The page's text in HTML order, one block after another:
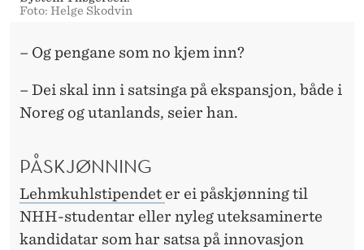
Foto: Helge Skodvin
– Og pengane som no kjem inn?
– Dei skal inn i satsinga på ekspansjon, både i
Noreg og utanlands, seier han.
PÅSKJØNNING
Lehmkuhlstipendet er ei påskjønning til
NHH-studentar eller nyleg uteksaminerte
kandidatar som har satsa på innovasjon